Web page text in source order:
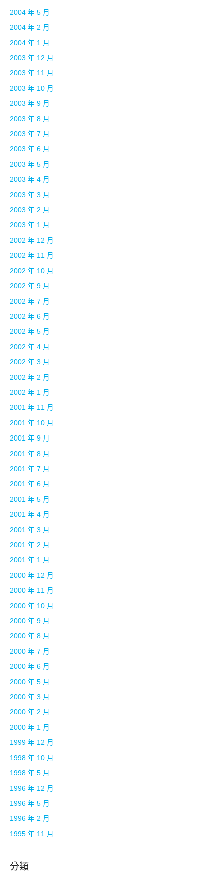
2004 年 5 月
2004 年 2 月
2004 年 1 月
2003 年 12 月
2003 年 11 月
2003 年 10 月
2003 年 9 月
2003 年 8 月
2003 年 7 月
2003 年 6 月
2003 年 5 月
2003 年 4 月
2003 年 3 月
2003 年 2 月
2003 年 1 月
2002 年 12 月
2002 年 11 月
2002 年 10 月
2002 年 9 月
2002 年 7 月
2002 年 6 月
2002 年 5 月
2002 年 4 月
2002 年 3 月
2002 年 2 月
2002 年 1 月
2001 年 11 月
2001 年 10 月
2001 年 9 月
2001 年 8 月
2001 年 7 月
2001 年 6 月
2001 年 5 月
2001 年 4 月
2001 年 3 月
2001 年 2 月
2001 年 1 月
2000 年 12 月
2000 年 11 月
2000 年 10 月
2000 年 9 月
2000 年 8 月
2000 年 7 月
2000 年 6 月
2000 年 5 月
2000 年 3 月
2000 年 2 月
2000 年 1 月
1999 年 12 月
1998 年 10 月
1998 年 5 月
1996 年 12 月
1996 年 5 月
1996 年 2 月
1995 年 11 月
分類